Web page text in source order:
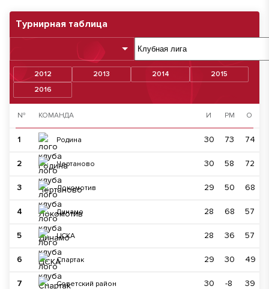
Турнирная таблица
2012 2013 2014
2015
2016
№ КОМАНДА И РМ О
1 Родина 30 73 74
2 Чертаново 30 58 72
3 Локомотив 29 50 68
4 Динамо 28 68 57
5 ЦСКА 28 36 57
6 Спартак 29 30 49
7 Советский район 30 -8 39